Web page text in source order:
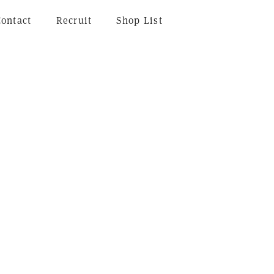
Recruit Shop List